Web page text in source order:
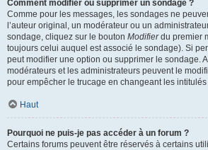
Comment modifier ou supprimer un sondage ?
Comme pour les messages, les sondages ne
l’auteur original, un modérateur ou un
sondage, cliquez sur le bouton Modifierdu premier
toujours celui auquel est associé le sondage). Si
peut modifier une option ou supprimer le sondage.
modérateurs et les administrateurs peuvent le
pour empêcher le trucage en changeant les
Haut
Pourquoi ne puis-je pas accéder à un forum ?
Certains forums peuvent être réservés à certains